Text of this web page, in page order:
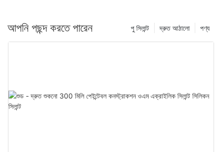
আপনি পছন্দ করতে পারেন পণ্য
দ্রুত আঠালো
পু সিলান্ট